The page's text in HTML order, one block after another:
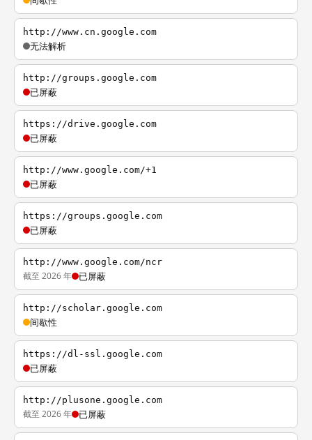
http://www.cn.google.com
无法解析
http://groups.google.com
已屏蔽
https://drive.google.com
已屏蔽
http://www.google.com/+1
已屏蔽
https://groups.google.com
已屏蔽
http://www.google.com/ncr
截至 2026 年 已屏蔽
http://scholar.google.com
间歇性
https://dl-ssl.google.com
已屏蔽
http://plusone.google.com
截至 2026 年 已屏蔽